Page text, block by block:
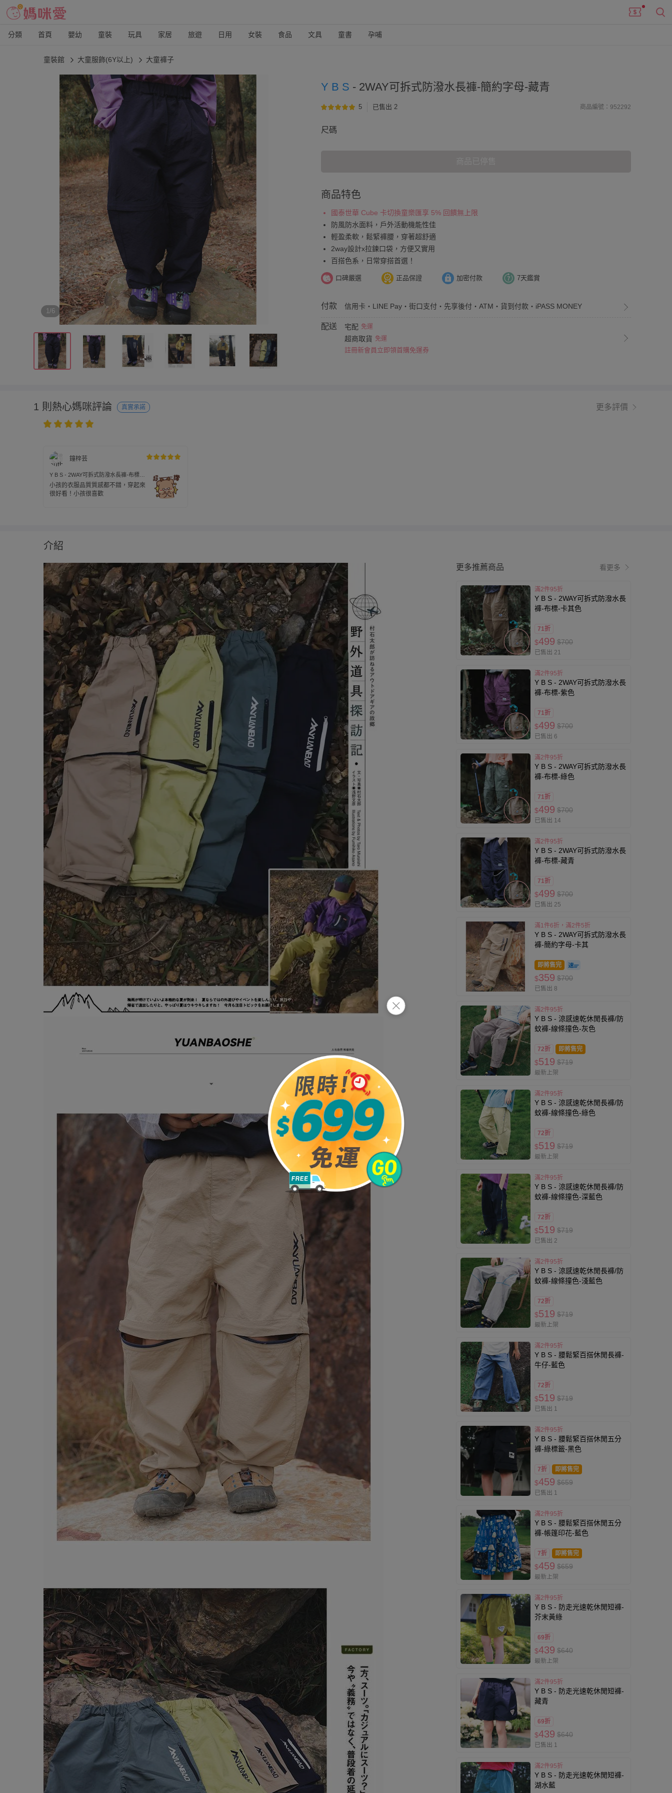
分類 首頁 嬰幼 童裝 玩具 家居 旅遊 日用 女裝 食品 文具 童書 孕哺
童裝館 大童服飾(6Y以上) 大童褲子
1/6
Y B S - 2WAY可拆式防潑水長褲-簡約字母-藏青
5 已售出 2 商品編號：952292
尺碼
商品特色
國泰世華 Cube 卡切換童樂匯享 5% 回饋無上限
防風防水面料，戶外活動機能性佳
輕盈柔軟，鬆緊褲腰，穿著超舒適
2way設計x拉鍊口袋，方便又實用
百搭色系，日常穿搭首選！
口碑嚴選 正品保證 加密付款 7天鑑賞
付款 信用卡・LINE Pay・街口支付・先享後付・ATM・貨到付款・iPASS MONEY
配送 宅配 免運
超商取貨 免運
註冊新會員立即領首購免運券
1 則熱心媽咪評論 真實承諾 更多評價
鐘梓芸
Y B S - 2WAY可拆式防潑水長褲-布標-
綠色
小孩的衣服品質質感都不錯，穿起來
很好看！小孩很喜歡
介紹
更多推薦商品 看更多
滿2件95折
Y B S - 2WAY可拆式防潑水長
褲-布標-卡其色
71折
$499 $700
已售出 21
滿2件95折
Y B S - 2WAY可拆式防潑水長
褲-布標-紫色
71折
$499 $700
已售出 6
滿2件95折
Y B S - 2WAY可拆式防潑水長
褲-布標-綠色
71折
$499 $700
已售出 14
滿2件95折
Y B S - 2WAY可拆式防潑水長
褲-布標-藏青
71折
$499 $700
已售出 25
滿1件6折，滿2件5折
Y B S - 2WAY可拆式防潑水長
褲-簡約字母-卡其
即將售完
$359 $700
已售出 8
滿2件95折
Y B S - 涼感速乾休閒長褲/防
蚊褲-線條撞色-灰色
72折 即將售完
$519 $719
最新上架
滿2件95折
Y B S - 涼感速乾休閒長褲/防
蚊褲-線條撞色-綠色
72折
$519 $719
最新上架
滿2件95折
Y B S - 涼感速乾休閒長褲/防
蚊褲-線條撞色-深藍色
72折
$519 $719
已售出 2
滿2件95折
Y B S - 涼感速乾休閒長褲/防
蚊褲-線條撞色-淺藍色
72折
$519 $719
最新上架
滿2件95折
Y B S - 腰鬆緊百搭休閒長褲-
牛仔-藍色
72折
$519 $719
已售出 1
滿2件95折
Y B S - 腰鬆緊百搭休閒五分
褲-綠標籤-黑色
7折 即將售完
$459 $659
已售出 1
滿2件95折
Y B S - 腰鬆緊百搭休閒五分
褲-帳篷印花-藍色
7折 即將售完
$459 $659
最新上架
滿2件95折
Y B S - 防走光速乾休閒短褲-
芥末黃綠
69折
$439 $640
最新上架
滿2件95折
Y B S - 防走光速乾休閒短褲-
藏青
69折
$439 $640
已售出 1
滿2件95折
Y B S - 防走光速乾休閒短褲-
湖水藍